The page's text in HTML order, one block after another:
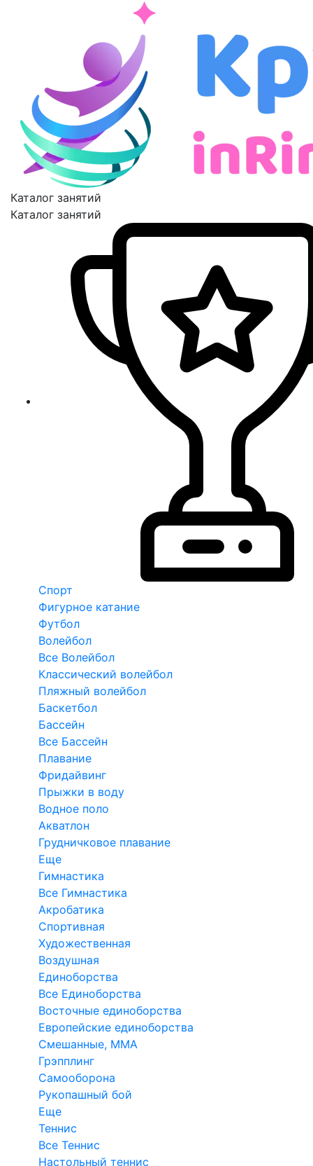
Каталог занятий
Каталог занятий
Спорт
Фигурное катание
Футбол
Волейбол
Все Волейбол
Классический волейбол
Пляжный волейбол
Баскетбол
Бассейн
Все Бассейн
Плавание
Фридайвинг
Прыжки в воду
Водное поло
Акватлон
Грудничковое плавание
Еще
Гимнастика
Все Гимнастика
Акробатика
Спортивная
Художественная
Воздушная
Единоборства
Все Единоборства
Восточные единоборства
Европейские единоборства
Смешанные, ММА
Грэпплинг
Самооборона
Рукопашный бой
Еще
Теннис
Все Теннис
Настольный теннис